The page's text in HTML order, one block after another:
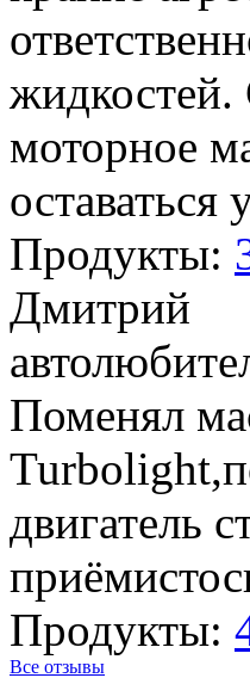
жидкостей.
моторное
Продукты:
Дмитрий
Поменял
двигатель
Продукты:
Все отзывы